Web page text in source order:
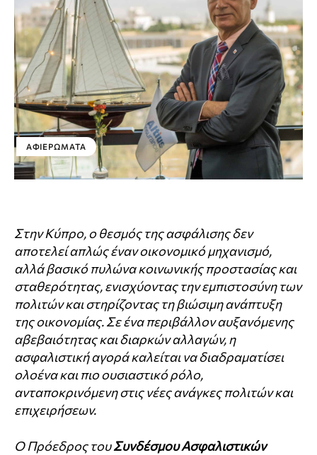
ΑΦΙΕΡΏΜΑΤΑ
Στην Κύπρο, ο θεσμός της ασφάλισης δεν
αποτελεί απλώς έναν οικονομικό μηχανισμό,
αλλά βασικό πυλώνα κοινωνικής προστασίας και
σταθερότητας, ενισχύοντας την εμπιστοσύνη των
πολιτών και στηρίζοντας τη βιώσιμη ανάπτυξη
της οικονομίας. Σε ένα περιβάλλον αυξανόμενης
αβεβαιότητας και διαρκών αλλαγών, η
ασφαλιστική αγορά καλείται να διαδραματίσει
ολοένα και πιο ουσιαστικό ρόλο,
ανταποκρινόμενη στις νέες ανάγκες πολιτών και
επιχειρήσεων.
Ο Πρόεδρος τουΣυνδέσμου Ασφαλιστικών